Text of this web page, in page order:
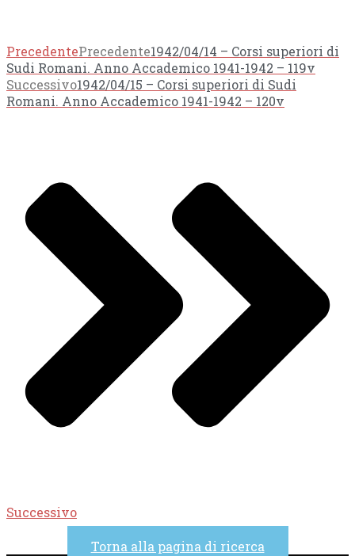
PrecedentePrecedente1942/04/14 – Corsi superiori di
Sudi Romani. Anno Accademico 1941-1942 – 119v
Successivo1942/04/15 – Corsi superiori di Sudi
Romani. Anno Accademico 1941-1942 – 120v
Successivo
Torna alla pagina di ricerca